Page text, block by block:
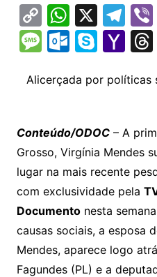
C
o
p
y
n
k
W
h
at
s
p
p
X T
el
e
gr
m
M
s
a
g
e
O
lo
k.
c
o
m
S
y
e
Y
h
o
M
ai
l
Alicerçada por políticas
Conteúdo/ODOC– A
Grosso, Virgínia Mendes
lugar na mais recente
com exclusividade pela
Documentonesta
causas sociais, a esposa
Mendes, aparece logo
Fagundes (PL) e a